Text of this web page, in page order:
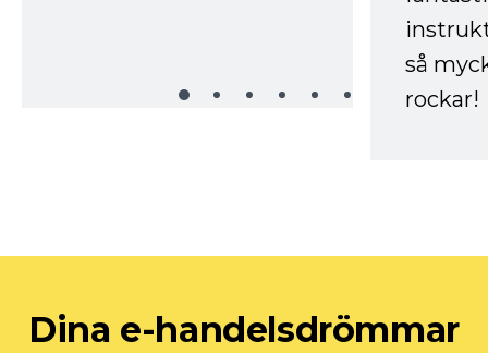
så
rockar!
Dina e-handelsdrömmar